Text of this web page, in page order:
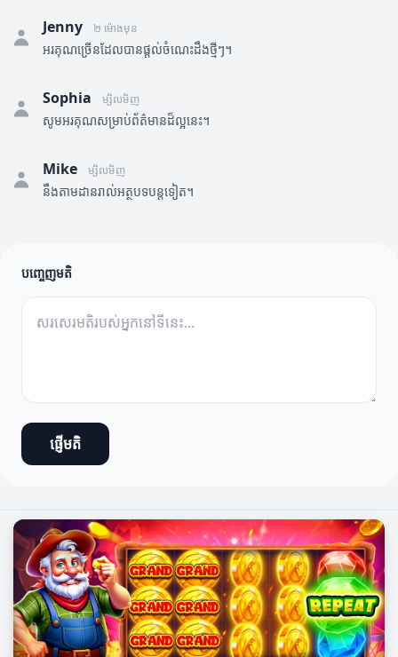
Jenny ២ ម៉ោងមុន
អរគុណច្រើនដែលបានផ្តល់ចំណេះដឹងថ្មីៗ។
Sophia ម្សិលមិញ
សូមអរគុណសម្រាប់ព័ត៌មានដ៏ល្អនេះ។
Mike ម្សិលមិញ
នឹងតាមដានរាល់អត្ថបទបន្តទៀត។
បញ្ចេញមតិ
ផ្ញើមតិ